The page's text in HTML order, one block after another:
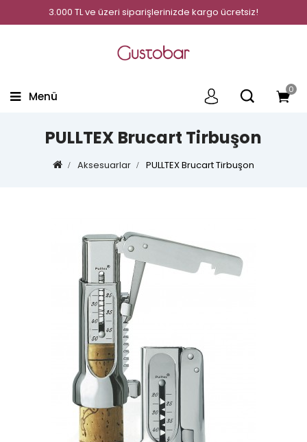
3.000 TL ve üzeri siparişlerinizde kargo ücretsiz!
0
Menü
PULLTEX Brucart Tirbuşon
Aksesuarlar PULLTEX Brucart Tirbuşon